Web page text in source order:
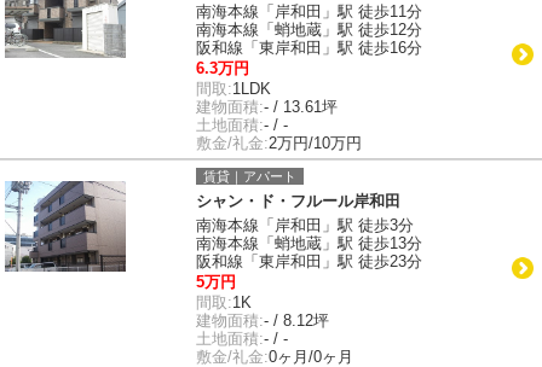
南海本線「岸和田」駅 徒歩11分
南海本線「蛸地蔵」駅 徒歩12分
阪和線「東岸和田」駅 徒歩16分
6.3万円
間取:1LDK
建物面積:- / 13.61坪
土地面積:- / -
敷金/礼金:2万円/10万円
賃貸｜アパート
シャン・ド・フルール岸和田
南海本線「岸和田」駅 徒歩3分
南海本線「蛸地蔵」駅 徒歩13分
阪和線「東岸和田」駅 徒歩23分
5万円
間取:1K
建物面積:- / 8.12坪
土地面積:- / -
敷金/礼金:0ヶ月/0ヶ月